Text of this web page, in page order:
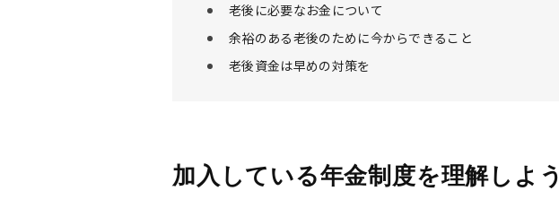
老後に必要なお金について
余裕のある老後のために今からできること
老後資金は早めの対策を
加入している年金制度を理解しよう